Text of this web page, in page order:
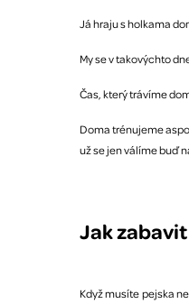
Já hraju s holkama
My se v takovýchto
Čas, který trávíme
Doma trénujeme
už se jen válíme buď
Jak
Když musíte pejska